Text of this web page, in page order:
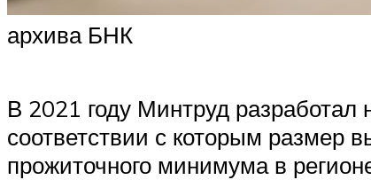
архива БНК
В 2021 году Минтруд
соответствии с которым размер
прожиточного минимума в